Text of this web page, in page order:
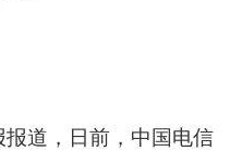
道，日前，中国电信